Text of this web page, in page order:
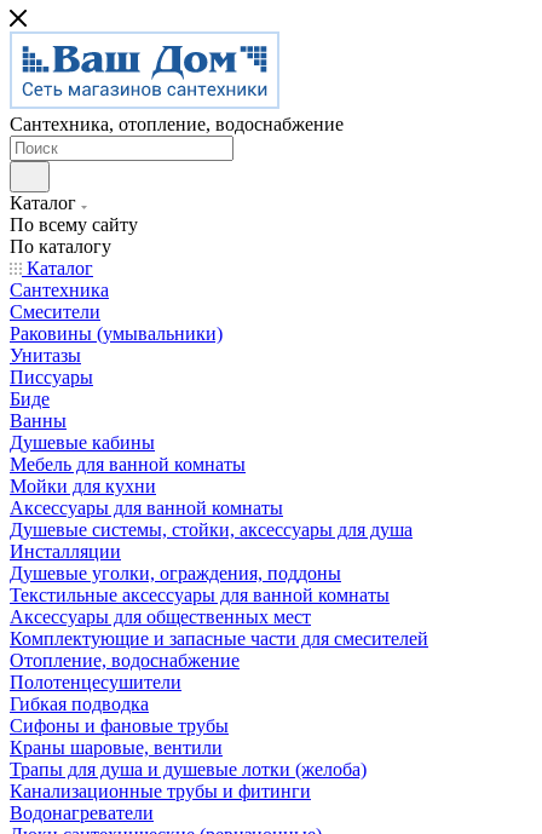
Сантехника, отопление, водоснабжение
Каталог
По всему сайту
По каталогу
Каталог
Сантехника
Смесители
Раковины (умывальники)
Унитазы
Писсуары
Биде
Ванны
Душевые кабины
Мебель для ванной комнаты
Мойки для кухни
Аксессуары для ванной комнаты
Душевые системы, стойки, аксессуары для душа
Инсталляции
Душевые уголки, ограждения, поддоны
Текстильные аксессуары для ванной комнаты
Аксессуары для общественных мест
Комплектующие и запасные части для смесителей
Отопление, водоснабжение
Полотенцесушители
Гибкая подводка
Сифоны и фановые трубы
Краны шаровые, вентили
Трапы для душа и душевые лотки (желоба)
Канализационные трубы и фитинги
Водонагреватели